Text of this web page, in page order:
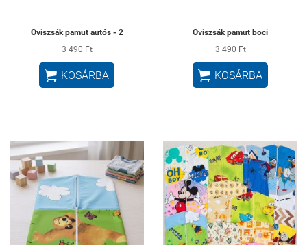
Oviszsák pamut autós - 2
3 490 Ft
 KOSÁRBA
Oviszsák pamut boci
3 490 Ft
 KOSÁRBA